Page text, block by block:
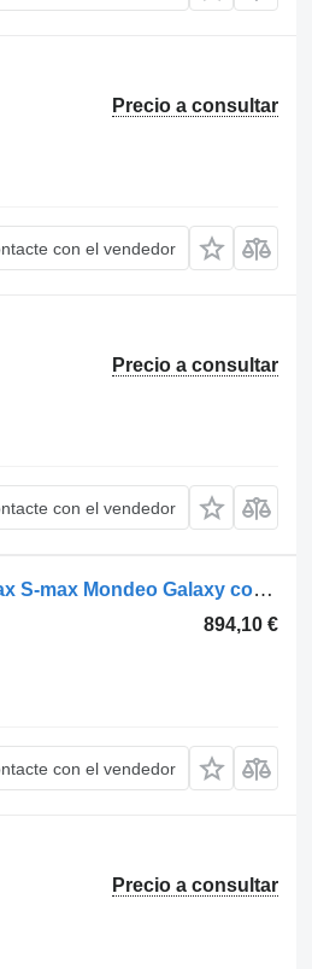
Precio a consultar
con el vendedor
Precio a consultar
con el vendedor
Ford R3PA RJPA motor para Ford Transit Connect Focus C-max S-max Mondeo Galaxy coche
894,10 €
con el vendedor
Precio a consultar